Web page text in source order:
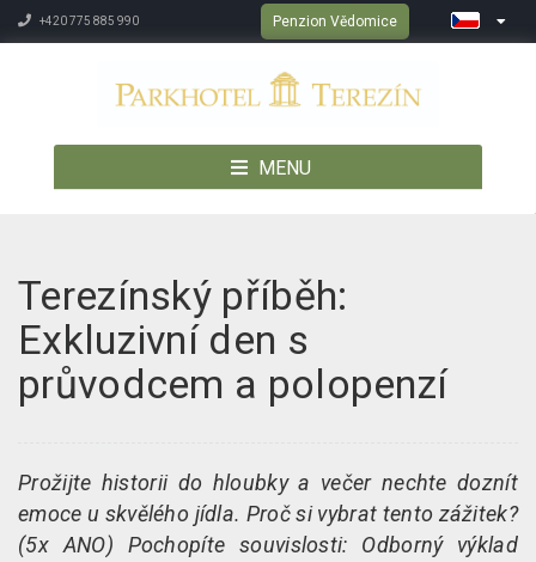
+420 775 885 990 Penzion Vědomice
MENU
Terezínský příběh:
Exkluzivní den s
průvodcem a polopenzí
Prožijte historii do hloubky a večer nechte doznít
emoce u skvělého jídla. Proč si vybrat tento zážitek?
(5x ANO) Pochopíte souvislosti: Odborný výklad